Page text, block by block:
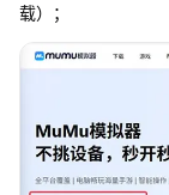
载）；